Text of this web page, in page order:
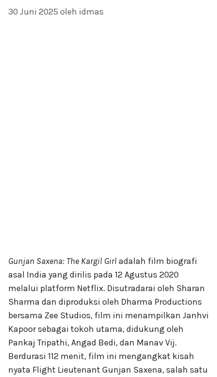
30 Juni 2025 oleh idmas
Gunjan Saxena: The Kargil Girl adalah film biografi
asal India yang dirilis pada 12 Agustus 2020
melalui platform Netflix. Disutradarai oleh Sharan
Sharma dan diproduksi oleh Dharma Productions
bersama Zee Studios, film ini menampilkan Janhvi
Kapoor sebagai tokoh utama, didukung oleh
Pankaj Tripathi, Angad Bedi, dan Manav Vij.
Berdurasi 112 menit, film ini mengangkat kisah
nyata Flight Lieutenant Gunjan Saxena, salah satu